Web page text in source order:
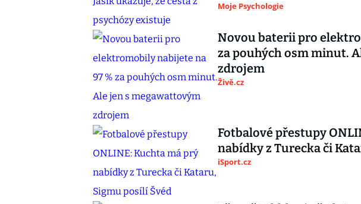
Moje Psychologie
Novou baterii pro
za pouhých osm minut.
zdrojem
Živě.cz
Fotbalové přestupy
nabídky z Turecka či
iSport.cz